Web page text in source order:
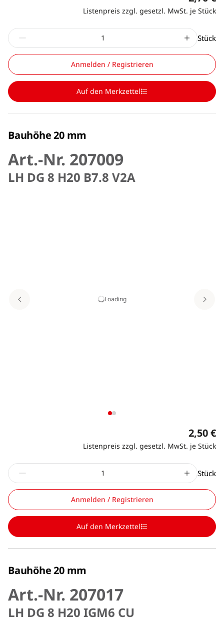
Listenpreis zzgl. gesetzl. MwSt. je Stück
Stück
Anmelden / Registrieren
Auf den Merkzettel
Bauhöhe 20 mm
Art.-Nr. 207009
LH DG 8 H20 B7.8 V2A
Loading
2,50 €
Listenpreis zzgl. gesetzl. MwSt. je Stück
Stück
Anmelden / Registrieren
Auf den Merkzettel
Bauhöhe 20 mm
Art.-Nr. 207017
LH DG 8 H20 IGM6 CU